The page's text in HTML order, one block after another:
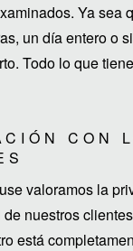
Ya sea
un día entero o
Todo lo que
CON
valoramos la
nuestros
está